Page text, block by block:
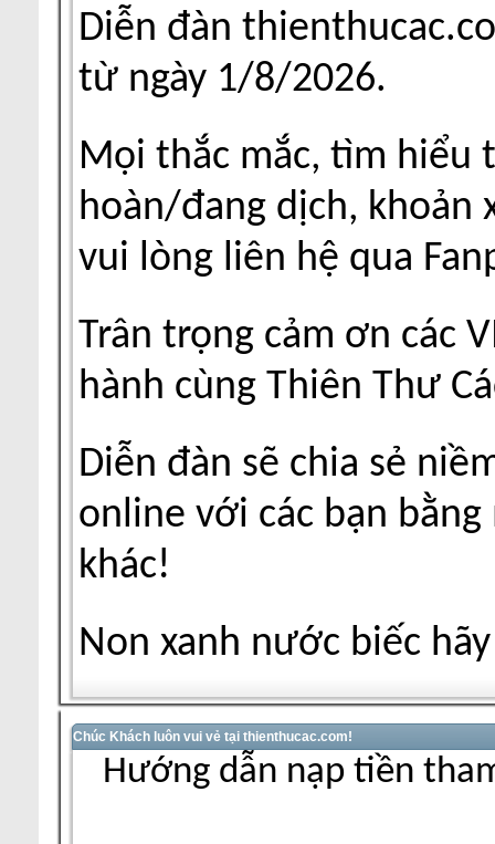
Diễn đàn
từ ngày 1/8/2026.
Mọi thắc mắc, tìm hiểu
hoàn/đang dịch, khoản
vui lòng liên hệ qua
Trân trọng cảm ơn các
hành cùng Thiên Thư
Diễn đàn sẽ chia sẻ
online với các bạn
khác!
Non xanh nước biếc
Chúc Khách luôn vui vẻ tại thienthucac.com!
Hướng dẫn nạp tiền